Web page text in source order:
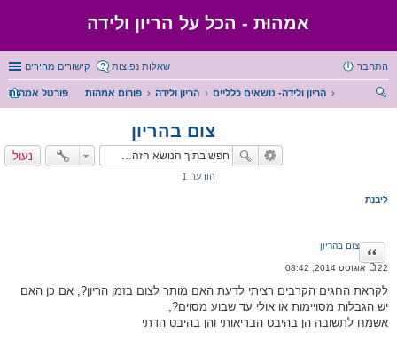
אמהוּת - הכל על הריון ולידה
קישורים מהירים שאלות נפוצות התחבר
פורטל אמהות פורום אמהות הריון ולידה
הריון ולידה- נושאים כלליים
צום בהריון
נעול
הודעה 1
ליבנת
צום בהריון ציטוט
ו
ד
ע
ה
22 אוגוסט 2014, 08:42
לקראת החגים הקרבים רציתי לדעת האם מותר לצום בזמן הריון?, אם כן האם
יש הגבלות מסויימות או אולי עד שבוע מסוים?,
אשמח לתשובה הן בהיבט הבריאותי והן בהיבט הדתי